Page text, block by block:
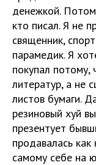
денежкой.
кто писал. Я не
священник,
парамедик. Я
покупал потому,
литератур, а не
листов бумаги.
резиновый хуй
презентует
продавалась
самому себе на